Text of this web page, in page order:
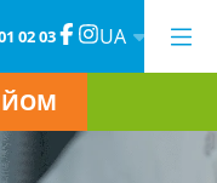
02 03 UA